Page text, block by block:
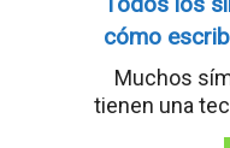
cómo
Muchos
tienen una